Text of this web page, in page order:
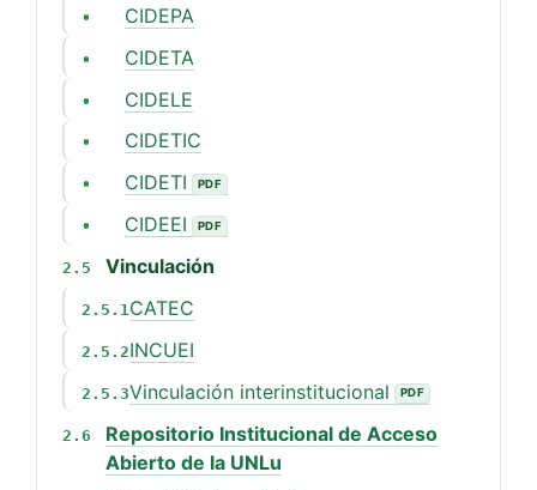
• CIDEPA
• CIDETA
• CIDELE
• CIDETIC
• CIDETI
• CIDEEI
2.5 Vinculación
2.5.1 CATEC
2.5.2INCUEI
2.5.3Vinculación interinstitucional
2.6
Repositorio Institucional de Acceso
Abierto de la UNLu